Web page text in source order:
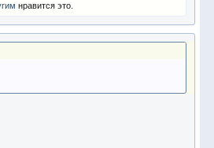
нравится это.